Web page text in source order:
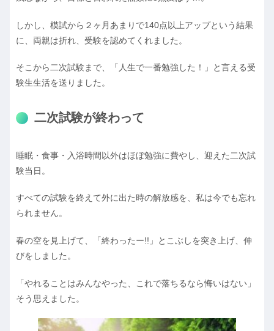
しかし、模試から２ヶ月あまりで140点以上アップという結果
に、両親は折れ、受験を認めてくれました。
そこから二次試験まで、「人生で一番勉強した！」と言える受
験生生活を送りました。
二次試験が終わって
睡眠・食事・入浴時間以外はほぼ勉強に費やし、迎えた二次試
験当日。
すべての試験を終えて外に出た時の解放感を、私は今でも忘れ
られません。
春の空を見上げて、「終わったー!!」とこぶしを突き上げ、伸
びをしました。
「やれることはみんなやった、これで落ちるなら悔いはない」
そう思えました。